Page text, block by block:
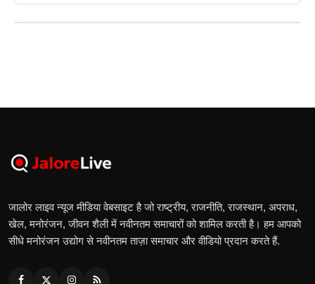
जालोर लाइव न्यूज मीडिया वेबसाइट है जो राष्ट्रीय, राजनीति, राजस्थान, अपराध,
खेल, मनोरंजन, जीवन शैली में नवीनतम समाचारों को शामिल करती है। हम आपको
सीधे मनोरंजन उद्योग से नवीनतम ताज़ा समाचार और वीडियो प्रदान करते हैं.